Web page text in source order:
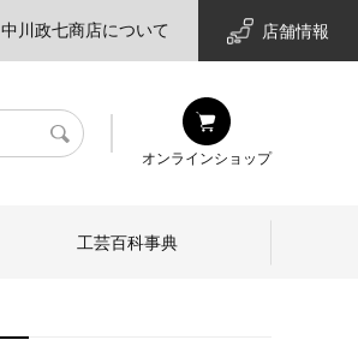
中川政七商店について 店舗情報
検
オンラインショップ
工芸百科事典